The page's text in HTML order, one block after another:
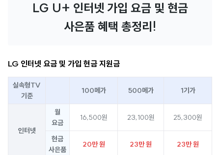
LG U+ 인터넷 가입 요금 및 현금
사은품 혜택 총정리!
LG 인터넷 요금 및 가입 현금 지원금
실속형TV
기준
100메가 500메가 1기가
인터넷
월
요금
16,500원 23,100원 25,300원
현금
사은품
20만 원 23만 원 23만 원